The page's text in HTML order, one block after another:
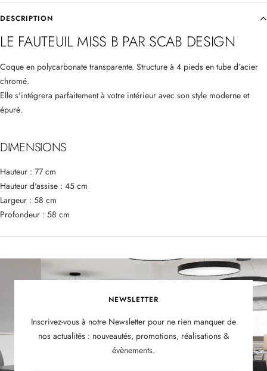
DESCRIPTION
LE FAUTEUIL MISS B PAR SCAB DESIGN
Coque en polycarbonate transparente. Structure à 4 pieds en tube d’acier
chromé.
Elle s'intégrera parfaitement à votre intérieur avec son style moderne et
épuré.
DIMENSIONS
Hauteur : 77 cm
Hauteur d'assise : 45 cm
Largeur : 58 cm
Profondeur : 58 cm
NEWSLETTER
Inscrivez-vous à notre Newsletter pour ne rien manquer de
nos actualités : nouveautés, promotions, réalisations &
évènements.